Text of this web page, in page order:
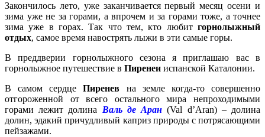
Закончилось лето, уже заканчивается первый месяц осени и
зима уже не за горами, а впрочем и за горами тоже, а точнее
зима уже в горах. Так что тем, кто любит горнолыжный
отдых, самое время навострять лыжи в эти самые горы.
В преддверии горнолыжного сезона я приглашаю вас в
горнолыжное путешествие в Пиренеи испанской Каталонии.
В самом сердцеПиренев на земле когда-то совершенно
отгороженной от всего остального мира непроходимыми
горами лежит долина Валь де Аран (Val d’Aran) – долина
долин, эдакий причудливый каприз природы с потрясающими
пейзажами.